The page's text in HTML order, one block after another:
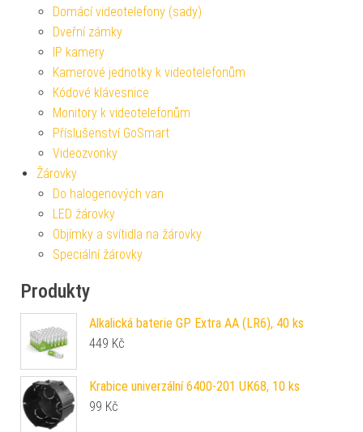
Domácí videotelefony (sady)
Dveřní zámky
IP kamery
Kamerové jednotky k videotelefonům
Kódové klávesnice
Monitory k videotelefonům
Příslušenství GoSmart
Videozvonky
Žárovky
Do halogenových van
LED žárovky
Objímky a svítidla na žárovky
Speciální žárovky
Produkty
Alkalická baterie GP Extra AA (LR6), 40 ks
449 Kč
Krabice univerzální 6400-201 UK68, 10 ks
99 Kč